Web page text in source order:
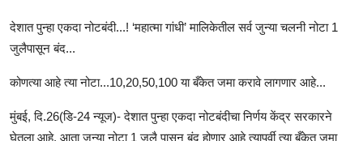
देशात पुन्हा एकदा नोटबंदी...! ‘महात्मा गांधी’ मालिकेतील सर्व जुन्या चलनी नोटा 1
जुलैपासून बंद...
कोणत्या आहे त्या नोटा...10,20,50,100 या बँकेत जमा करावे लागणार आहे...
मुंबई, दि.26(डि-24 न्यूज)- देशात पुन्हा एकदा नोटबंदीचा निर्णय केंद्र सरकारने
घेतला आहे. आता जुन्या नोटा 1 जूलै पासून बंद होणार आहे त्यापूर्वी त्या बँकेत जमा